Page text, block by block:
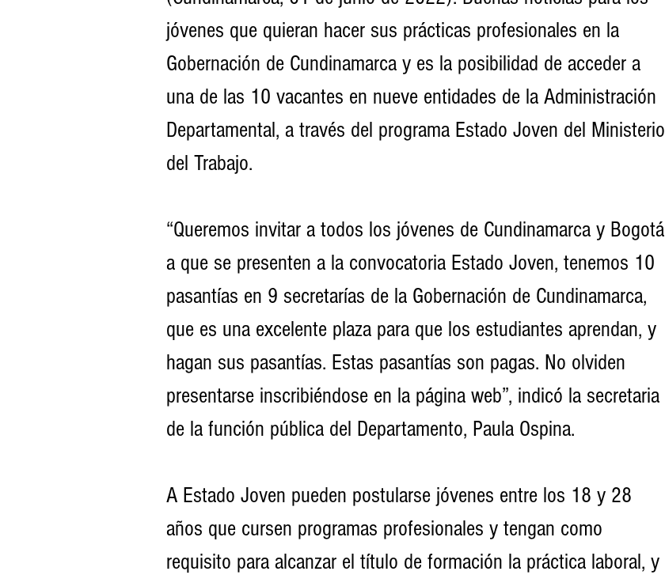
jóvenes que quieran hacer sus prácticas profesionales en la
Gobernación de Cundinamarca y es la posibilidad de acceder a
una de las 10 vacantes en nueve entidades de la Administración
Departamental, a través del programa Estado Joven del Ministerio
del Trabajo.
“Queremos invitar a todos los jóvenes de Cundinamarca y Bogotá
a que se presenten a la convocatoria Estado Joven, tenemos 10
pasantías en 9 secretarías de la Gobernación de Cundinamarca,
que es una excelente plaza para que los estudiantes aprendan, y
hagan sus pasantías. Estas pasantías son pagas. No olviden
presentarse inscribiéndose en la página web”, indicó la secretaria
de la función pública del Departamento, Paula Ospina.
A Estado Joven pueden postularse jóvenes entre los 18 y 28
años que cursen programas profesionales y tengan como
requisito para alcanzar el título de formación la práctica laboral, y